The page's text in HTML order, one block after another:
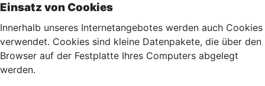
Einsatz von Cookies
Innerhalb unseres Internetangebotes werden auch Cookies
verwendet. Cookies sind kleine Datenpakete, die über den
Browser auf der Festplatte Ihres Computers abgelegt
werden.